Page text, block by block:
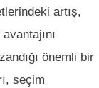
artış,
önemli bir
seçim